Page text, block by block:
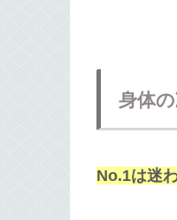
身体
No.1は迷